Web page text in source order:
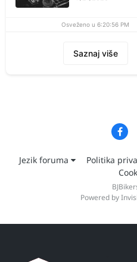
Osveženo u 6:20:56 PM
Saznaj više
Jezik foruma Politika
Powered by